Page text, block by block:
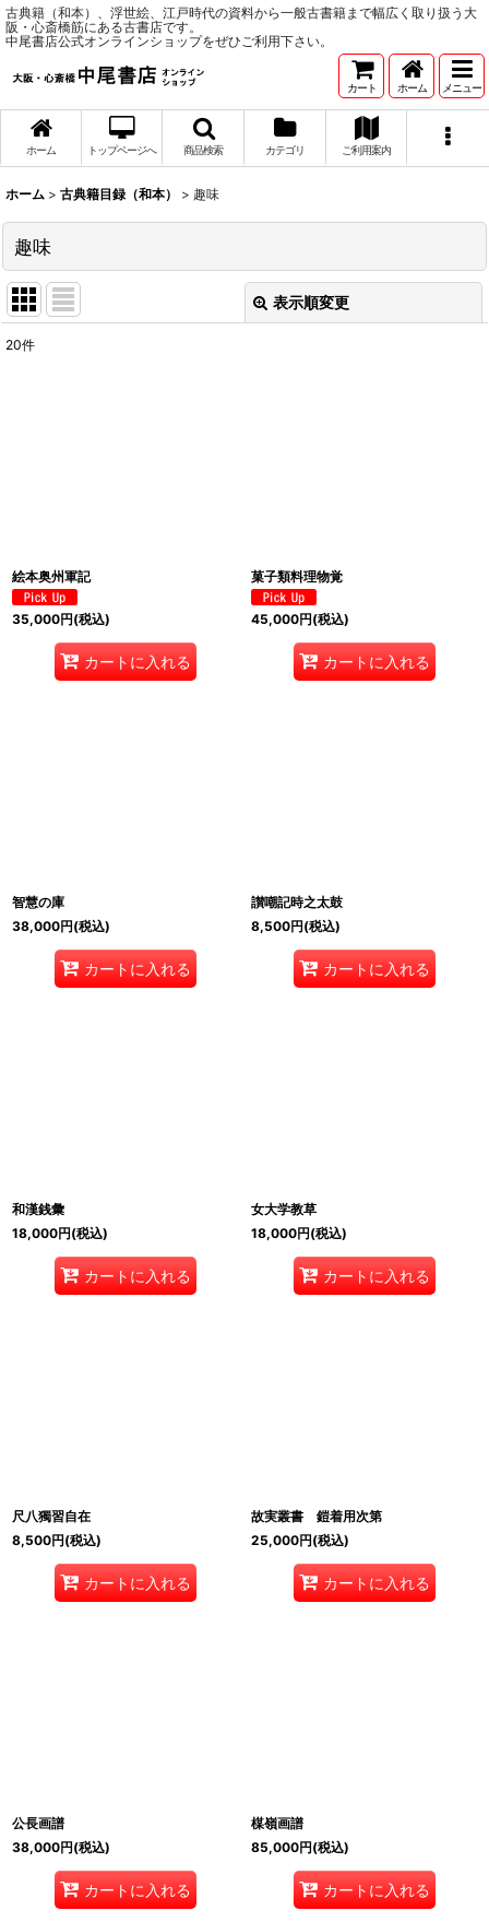
古典籍（和本）、浮世絵、江戸時代の資料から一般古書籍まで幅広く取り扱う大
阪・心斎橋筋にある古書店です。
中尾書店公式オンラインショップをぜひご利用下さい。
カート ホーム メニュー
ホーム トップページへ 商品検索 カテゴリ ご利用案内
ホーム > 古典籍目録（和本） > 趣味
趣味
表示順変更
20件
絵本奥州軍記
35,000円(税込)
カートに入れる
菓子類料理物覚
45,000円(税込)
カートに入れる
智慧の庫
38,000円(税込)
カートに入れる
讃嘲記時之太鼓
8,500円(税込)
カートに入れる
和漢銭彙
18,000円(税込)
カートに入れる
女大学教草
18,000円(税込)
カートに入れる
尺八獨習自在
8,500円(税込)
カートに入れる
故実叢書 鎧着用次第
25,000円(税込)
カートに入れる
公長画譜
38,000円(税込)
カートに入れる
楳嶺画譜
85,000円(税込)
カートに入れる